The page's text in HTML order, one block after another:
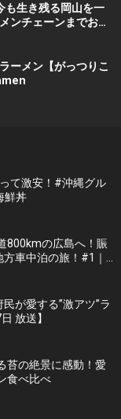
も生き残る岡山を一
ンチェーンまでお昼
ーメン【がっつりこ
て激安！#沖縄グル
鮮丼
800kmの広島へ！賑
車中泊の旅！#1｜
ご当地ラーメン｜
が愛する”激アツ”ラ
放送】
苔の絶景に感動！愛
食べ比べ